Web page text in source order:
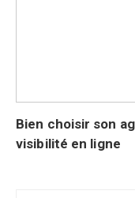
Bien choisir son
visibilité en ligne